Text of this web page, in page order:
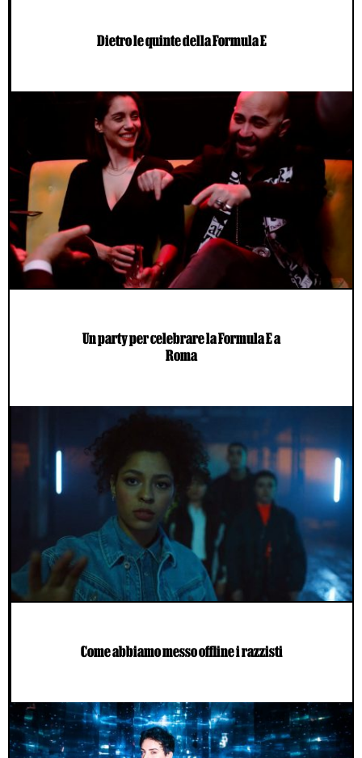
Dietro le quinte della Formula E
Un party per celebrare la Formula E a
Roma
Come abbiamo messo offline i razzisti